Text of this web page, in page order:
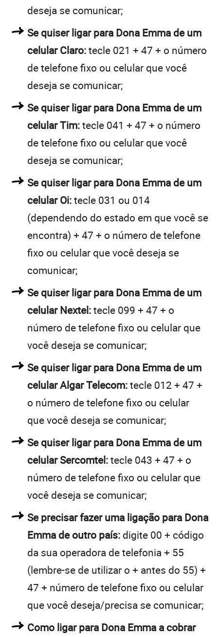
deseja se comunicar;
Se quiser ligar para Dona Emma de um
celular Claro:tecle 021 + 47 + o número
de telefone fixo ou celular que você
deseja se comunicar;
Se quiser ligar para Dona Emma de um
celular Tim:tecle 041 + 47 + o número
de telefone fixo ou celular que você
deseja se comunicar;
Se quiser ligar para Dona Emma de um
celular Oi:tecle 031 ou 014
(dependendo do estado em que você se
encontra) + 47 + o número de telefone
fixo ou celular que você deseja se
comunicar;
Se quiser ligar para Dona Emma de um
celular Nextel:tecle 099 + 47 + o
número de telefone fixo ou celular que
você deseja se comunicar;
Se quiser ligar para Dona Emma de um
celular Algar Telecom:tecle 012 + 47 +
o número de telefone fixo ou celular
que você deseja se comunicar;
Se quiser ligar para Dona Emma de um
celular Sercomtel:tecle 043 + 47 + o
número de telefone fixo ou celular que
você deseja se comunicar;
Se precisar fazer uma ligação para Dona
Emma de outro país: digite 00 + código
da sua operadora de telefonia + 55
(lembre-se de utilizar o + antes do 55) +
47 + número de telefone fixo ou celular
que você deseja/precisa se comunicar;
Como ligar para Dona Emma a cobrar